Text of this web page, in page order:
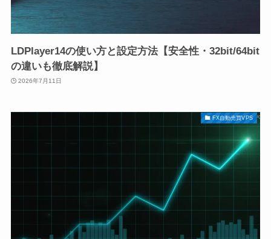
LDPlayer14の使い方と設定方法【安全性・32bit/64bit
の違いも徹底解説】
2026年7月11日
FX自動売買VPS